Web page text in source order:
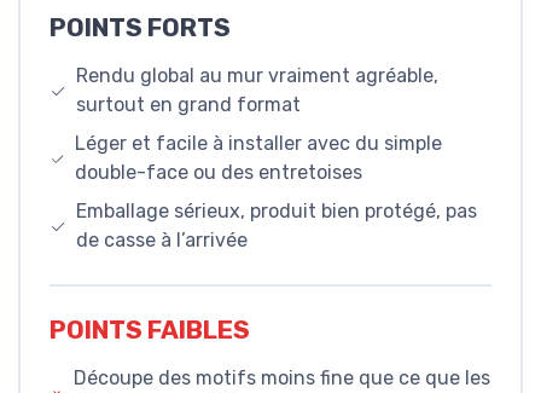
POINTS FORTS
Rendu global au mur vraiment agréable,
surtout en grand format
Léger et facile à installer avec du simple
double-face ou des entretoises
Emballage sérieux, produit bien protégé, pas
de casse à l’arrivée
POINTS FAIBLES
Découpe des motifs moins fine que ce que les